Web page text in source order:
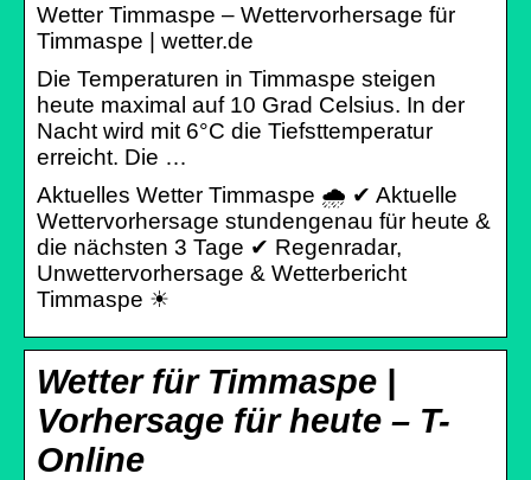
Wetter Timmaspe – Wettervorhersage für
Timmaspe | wetter.de
Die Temperaturen in Timmaspe steigen
heute maximal auf 10 Grad Celsius. In der
Nacht wird mit 6°C die Tiefsttemperatur
erreicht. Die …
Aktuelles Wetter Timmaspe 🌧️ ✔ Aktuelle
Wettervorhersage stundengenau für heute &
die nächsten 3 Tage ✔ Regenradar,
Unwettervorhersage & Wetterbericht
Timmaspe ☀
Wetter für Timmaspe |
Vorhersage für heute – T-
Online